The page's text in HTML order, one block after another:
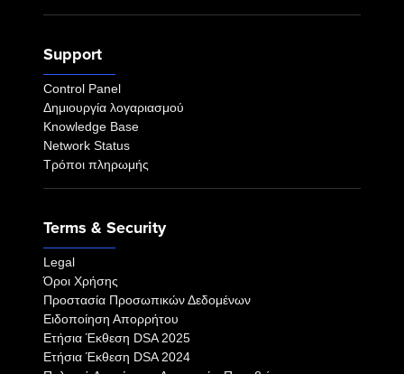
Support
Control Panel
Δημιουργία λογαριασμού
Knowledge Base
Network Status
Τρόποι πληρωμής
Terms & Security
Legal
Όροι Χρήσης
Προστασία Προσωπικών Δεδομένων
Ειδοποίηση Απορρήτου
Eτήσια Έκθεση DSA 2025
Eτήσια Έκθεση DSA 2024